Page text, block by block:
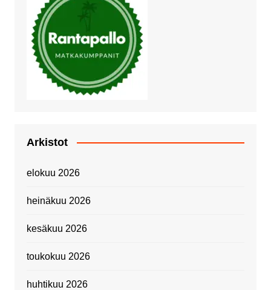
Arkistot
elokuu 2026
heinäkuu 2026
kesäkuu 2026
toukokuu 2026
huhtikuu 2026